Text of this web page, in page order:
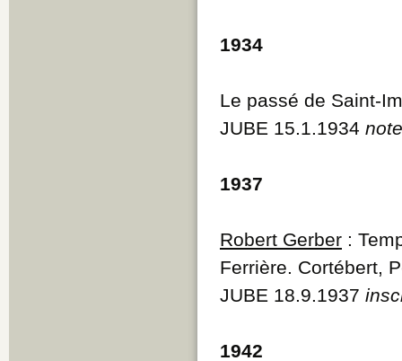
1934
Le passé de Saint-
JUBE 15.1.1934
1937
Robert Gerber :
Ferrière. Cortébert,
JUBE 18.9.1937
1942